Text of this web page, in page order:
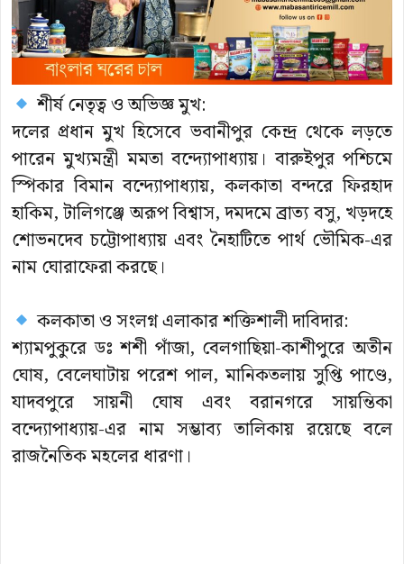
শীর্ষ নেতৃত্ব ও অভিজ্ঞ মুখ:
দলের প্রধান মুখ হিসেবে ভবানীপুর কেন্দ্র থেকে লড়তে
পারেন মুখ্যমন্ত্রী মমতা বন্দ্যোপাধ্যায়। বারুইপুর পশ্চিমে
স্পিকার বিমান বন্দ্যোপাধ্যায়, কলকাতা বন্দরে ফিরহাদ
হাকিম, টালিগঞ্জে অরূপ বিশ্বাস, দমদমে ব্রাত্য বসু, খড়দহে
শোভনদেব চট্টোপাধ্যায় এবং নৈহাটিতে পার্থ ভৌমিক-এর
নাম ঘোরাফেরা করছে।
কলকাতা ও সংলগ্ন এলাকার শক্তিশালী দাবিদার:
শ্যামপুকুরে ডঃ শশী পাঁজা, বেলগাছিয়া-কাশীপুরে অতীন
ঘোষ, বেলেঘাটায় পরেশ পাল, মানিকতলায় সুপ্তি পাণ্ডে,
যাদবপুরে সায়নী ঘোষ এবং বরানগরে সায়ন্তিকা
বন্দ্যোপাধ্যায়-এর নাম সম্ভাব্য তালিকায় রয়েছে বলে
রাজনৈতিক মহলের ধারণা।